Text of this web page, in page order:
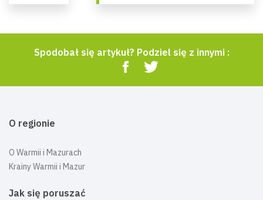
Spodobał się artykuł? Podziel się z innymi :
O regionie
O Warmii i Mazurach
Krainy Warmii i Mazur
Jak się poruszać